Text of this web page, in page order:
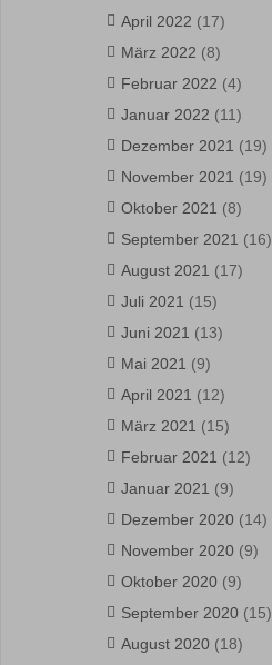
April 2022 (17)
März 2022 (8)
Februar 2022 (4)
Januar 2022 (11)
Dezember 2021 (19)
November 2021 (19)
Oktober 2021 (8)
September 2021 (16)
August 2021 (17)
Juli 2021 (15)
Juni 2021 (13)
Mai 2021 (9)
April 2021 (12)
März 2021 (15)
Februar 2021 (12)
Januar 2021 (9)
Dezember 2020 (14)
November 2020 (9)
Oktober 2020 (9)
September 2020 (15)
August 2020 (18)